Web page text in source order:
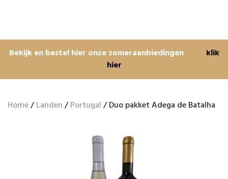
Bekijk en bestel hier onze zomeraanbiedingen
klik
hier
Home/Landen/Portugal/ Duo pakket Adega de Batalha